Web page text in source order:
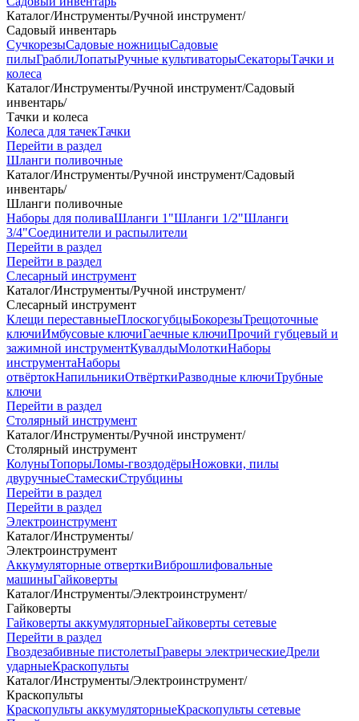
Каталог/Инструменты/Ручной инструмент/
Садовый инвентарь
СучкорезыСадовые ножницыСадовые
пилыГраблиЛопатыРучные культиваторыСекаторыТачки и
колеса
Каталог/Инструменты/Ручной инструмент/Садовый
инвентарь/
Тачки и колеса
Колеса для тачекТачки
Перейти в раздел
Шланги поливочные
Каталог/Инструменты/Ручной инструмент/Садовый
инвентарь/
Шланги поливочные
Наборы для поливаШланги 1"Шланги 1/2"Шланги
3/4"Соединители и распылители
Перейти в раздел
Перейти в раздел
Слесарный инструмент
Каталог/Инструменты/Ручной инструмент/
Слесарный инструмент
Клещи переставныеПлоскогубцыБокорезыТрещоточные
ключиИмбусовые ключиГаечные ключиПрочий губцевый и
зажимной инструментКувалдыМолоткиНаборы
инструментаНаборы
отвёртокНапильникиОтвёрткиРазводные ключиТрубные
ключи
Перейти в раздел
Столярный инструмент
Каталог/Инструменты/Ручной инструмент/
Столярный инструмент
КолуныТопорыЛомы-гвоздодёрыНожовки, пилы
двуручныеСтамескиСтрубцины
Перейти в раздел
Перейти в раздел
Электроинструмент
Каталог/Инструменты/
Электроинструмент
Аккумуляторные отверткиВиброшлифовальные
машиныГайковерты
Каталог/Инструменты/Электроинструмент/
Гайковерты
Гайковерты аккумуляторныеГайковерты сетевые
Перейти в раздел
Гвоздезабивные пистолетыГраверы электрическиеДрели
ударныеКраскопульты
Каталог/Инструменты/Электроинструмент/
Краскопульты
Краскопульты аккумуляторныеКраскопульты сетевые